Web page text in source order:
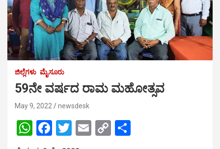
ಜಿಲ್ಲೆಗಳು ಮೈಸೂರು
59ನೇ ವರ್ಷದ ರಾಮ ಮಹೋತ್ಸವ
May 9, 2022 newsdesk
W
h
F
a
T
wi
E
C